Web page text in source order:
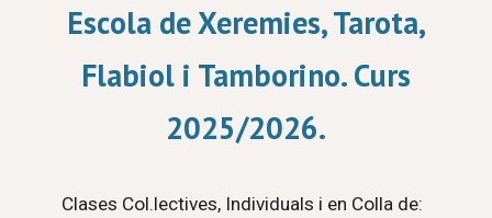
Escola de Xeremies, Tarota,
Flabiol i Tamborino. Curs
2025/2026.
Clases Col.lectives, Individuals i en Colla de: